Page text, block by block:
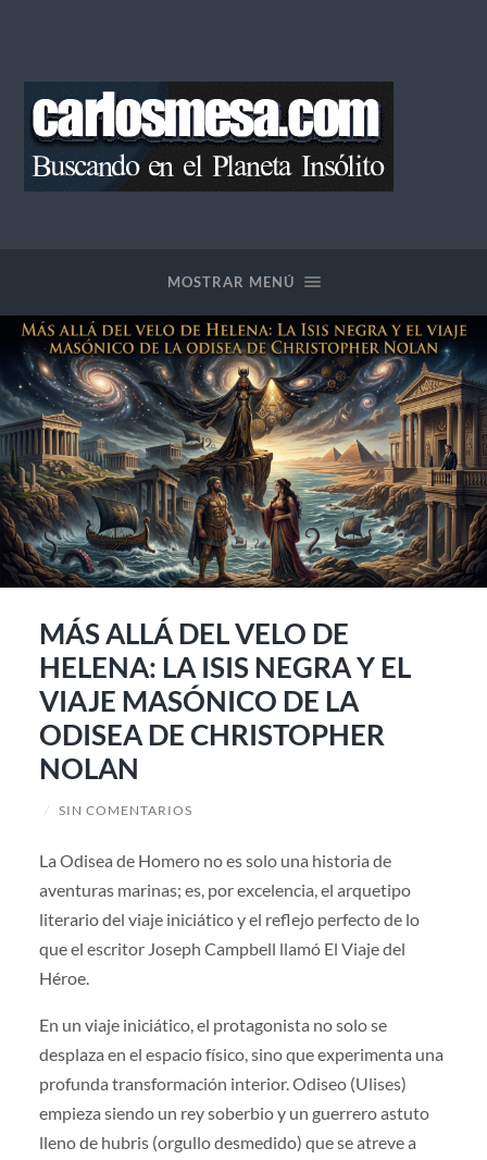
MOSTRAR MENÚ
MÁS ALLÁ DEL VELO DE
HELENA: LA ISIS NEGRA Y EL
VIAJE MASÓNICO DE LA
ODISEA DE CHRISTOPHER
NOLAN
/ SIN COMENTARIOS
La Odisea de Homero no es solo una historia de
aventuras marinas; es, por excelencia, el arquetipo
literario del viaje iniciático y el reflejo perfecto de lo
que el escritor Joseph Campbell llamó El Viaje del
Héroe.
En un viaje iniciático, el protagonista no solo se
desplaza en el espacio físico, sino que experimenta una
profunda transformación interior. Odiseo (Ulises)
empieza siendo un rey soberbio y un guerrero astuto
lleno de hubris (orgullo desmedido) que se atreve a